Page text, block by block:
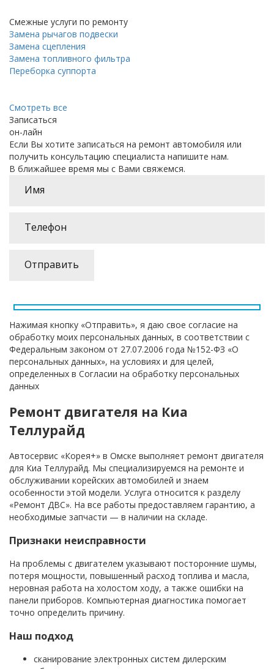
Смежные услуги по ремонту
Замена рычагов подвески
Замена сцепления
Замена топливного фильтра
Переборка суппорта
Смотреть все
Записаться
он-лайн
Если Вы хотите записаться на ремонт автомобиля или
получить консультацию специалиста напишите нам.
В ближайшее время мы с Вами свяжемся.
Нажимая кнопку «Отправить», я даю свое согласие на
обработку моих персональных данных, в соответствии с
Федеральным законом от 27.07.2006 года №152-ФЗ «О
персональных данных», на условиях и для целей,
определенных в Согласии на обработку персональных
данных
Ремонт двигателя на Киа
Теллурайд
Автосервис «Корея+» в Омске выполняет ремонт двигателя
для Киа Теллурайд. Мы специализируемся на ремонте и
обслуживании корейских автомобилей и знаем
особенности этой модели. Услуга относится к разделу
«Ремонт ДВС». На все работы предоставляем гарантию, а
необходимые запчасти — в наличии на складе.
Признаки неисправности
На проблемы с двигателем указывают посторонние шумы,
потеря мощности, повышенный расход топлива и масла,
неровная работа на холостом ходу, а также ошибки на
панели приборов. Компьютерная диагностика помогает
точно определить причину.
Наш подход
сканирование электронных систем дилерским